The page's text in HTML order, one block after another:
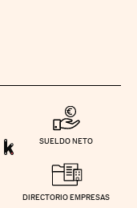
SUELDO NETO
DIRECTORIO EMPRESAS